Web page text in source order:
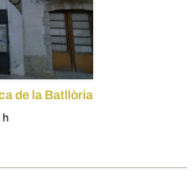
de la Batllòria
h